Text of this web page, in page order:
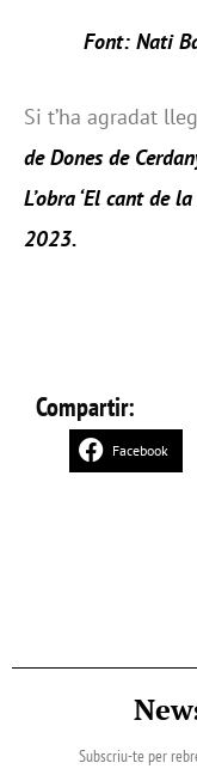
Font: Nati
Si t’ha agradat
de Dones de
L’obra ‘El cant de
2023.
Compartir:
Facebook
Subscriu-te per